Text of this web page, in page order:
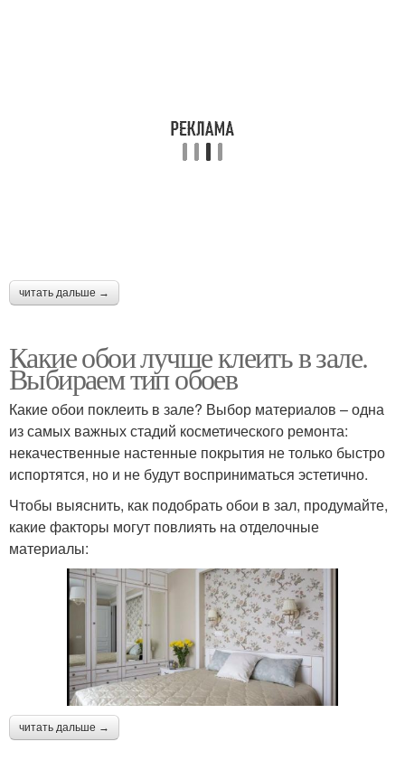
читать дальше →
Какие обои лучше клеить в зале.
Выбираем тип обоев
Какие обои поклеить в зале? Выбор материалов – одна
из самых важных стадий косметического ремонта:
некачественные настенные покрытия не только быстро
испортятся, но и не будут восприниматься эстетично.
Чтобы выяснить, как подобрать обои в зал, продумайте,
какие факторы могут повлиять на отделочные
материалы:
читать дальше →